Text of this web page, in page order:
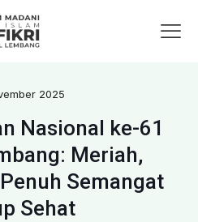
2025
Nasional ke-61
Meriah,
Semangat
Sehat